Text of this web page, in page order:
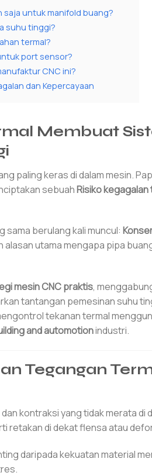
saja untuk manifold buang?
suhu tinggi?
termal?
port sensor?
CNC ini?
dan Kepercayaan
Membuat
paling keras di dalam mesin.
sebuahRisiko kegagalan
sama berulang kali muncul:
alasan utama mengapa pipa
mesin CNC praktis,
tantangan pemesinan suhu
tekanan termal
and automotionindustri.
Tegangan
kontraksi yang tidak merata di
retakan di dekat flensa atau
daripada kekuatan material